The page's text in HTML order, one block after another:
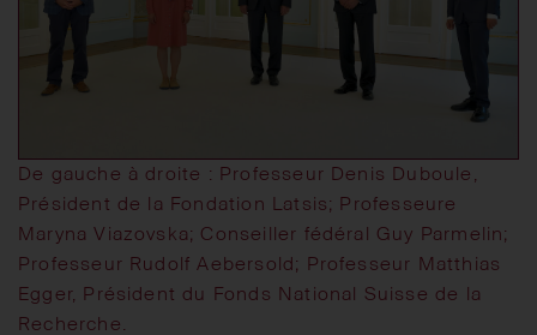
De gauche à droite : Professeur Denis Duboule,
Président de la Fondation Latsis; Professeure
Maryna Viazovska; Conseiller fédéral Guy Parmelin;
Professeur Rudolf Aebersold; Professeur Matthias
Egger, Président du Fonds National Suisse de la
Recherche.